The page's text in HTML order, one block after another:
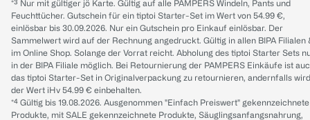
*³ Nur mit gültiger jö Karte. Gültig auf alle PAMPERS Windeln, Pants und
Feuchttücher. Gutschein für ein tiptoi Starter-Set im Wert von 54.99 €,
einlösbar bis 30.09.2026. Nur ein Gutschein pro Einkauf einlösbar. Der
Sammelwert wird auf der Rechnung angedruckt. Gültig in allen BIPA Filialen
im Online Shop. Solange der Vorrat reicht. Abholung des tiptoi Starter Sets
in der BIPA Filiale möglich. Bei Retournierung der PAMPERS Einkäufe ist
das tiptoi Starter-Set in Originalverpackung zu retournieren, andernfalls wird
der Wert iHv 54.99 € einbehalten.
*⁴ Gültig bis 19.08.2026. Ausgenommen "Einfach Preiswert" gekennzeichnete
Produkte, mit SALE gekennzeichnete Produkte, Säuglingsanfangsnahrung,